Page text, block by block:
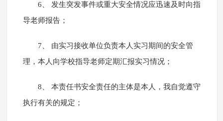
6、 发生突发事件或重大安全情况应迅速及时向指
导老师报告；
7、 由实习接收单位负责本人实习期间的安全管
理，本人向学校指导老师定期汇报实习情况；
8、 本责任书安全责任的主体是本人，我自觉遵守
执行有关的规定；